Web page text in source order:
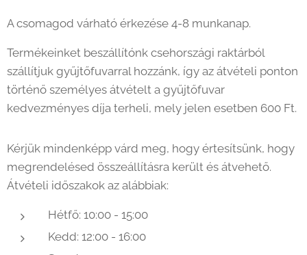
A csomagod várható érkezése 4-8 munkanap.
Termékeinket beszállítónk csehországi raktárból
szállítjuk gyűjtőfuvarral hozzánk, így az átvételi ponton
történő személyes átvételt a gyűjtőfuvar
kedvezményes díja terheli, mely jelen esetben 600 Ft.
Kérjük mindenképp várd meg, hogy értesítsünk, hogy
megrendelésed összeállításra került és átvehető.
Átvételi időszakok az alábbiak:
Hétfő: 10:00 - 15:00
Kedd: 12:00 - 16:00